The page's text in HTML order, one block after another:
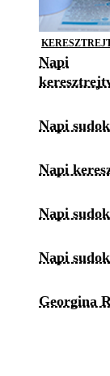
Napi
Napi
Napi
Napi
Napi
Georgina